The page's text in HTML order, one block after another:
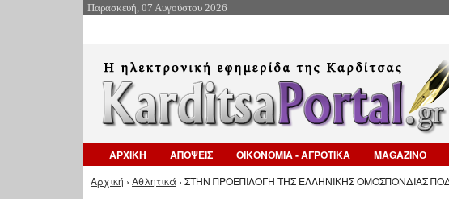
Παρασκευή, 07 Αυγούστου 2026
ΑΡΧΙΚΗ ΑΠΟΨΕΙΣ ΟΙΚΟΝΟΜΙΑ - ΑΓΡΟΤΙΚΑ MAGAZINO
Είστε εδώ
Αρχική › Αθλητικά › ΣΤΗΝ ΠΡΟΕΠΙΛΟΓΗ ΤΗΣ ΕΛΛΗΝΙΚΗΣ ΟΜΟΣΠΟΝΔΙΑΣ